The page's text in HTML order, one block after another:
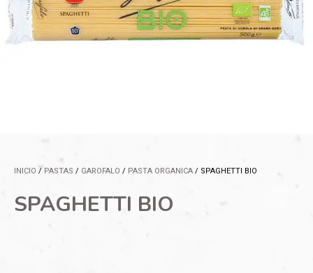
INICIO / PASTAS / GAROFALO / PASTA ORGANICA / SPAGHETTI BIO
SPAGHETTI BIO